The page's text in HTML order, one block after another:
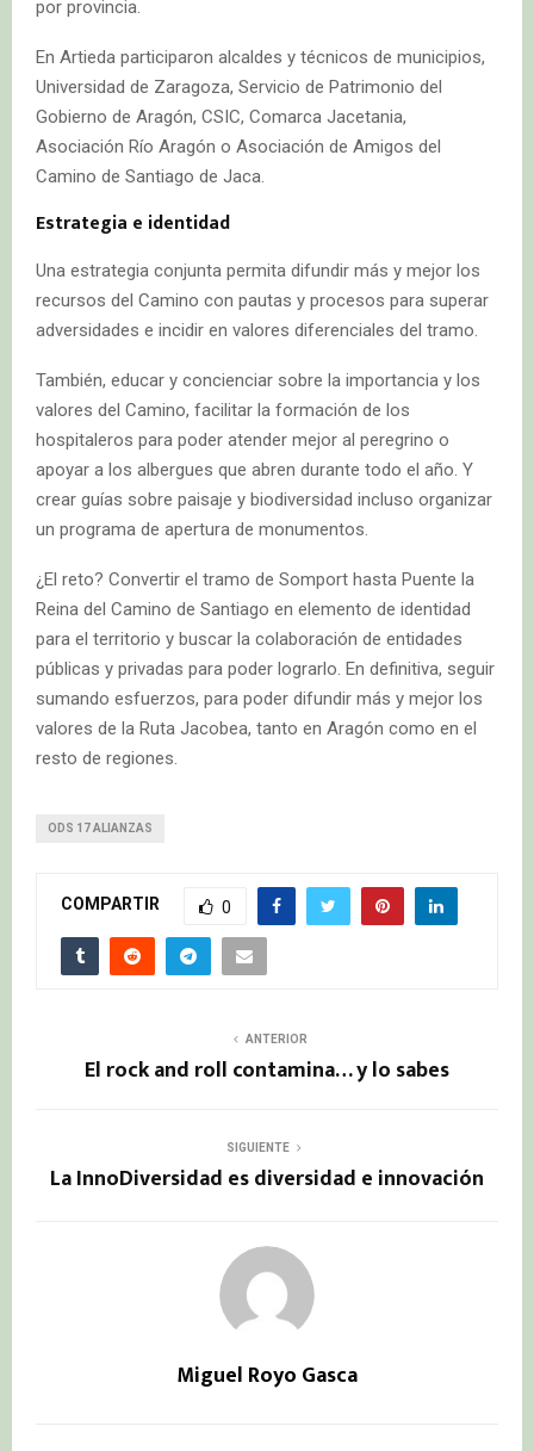
por provincia.
En Artieda participaron alcaldes y técnicos de municipios,
Universidad de Zaragoza, Servicio de Patrimonio del
Gobierno de Aragón, CSIC, Comarca Jacetania,
Asociación Río Aragón o Asociación de Amigos del
Camino de Santiago de Jaca.
Estrategia e identidad
Una estrategia conjunta permita difundir más y mejor los
recursos del Camino con pautas y procesos para superar
adversidades e incidir en valores diferenciales del tramo.
También, educar y concienciar sobre la importancia y los
valores del Camino, facilitar la formación de los
hospitaleros para poder atender mejor al peregrino o
apoyar a los albergues que abren durante todo el año. Y
crear guías sobre paisaje y biodiversidad incluso organizar
un programa de apertura de monumentos.
¿El reto? Convertir el tramo de Somport hasta Puente la
Reina del Camino de Santiago en elemento de identidad
para el territorio y buscar la colaboración de entidades
públicas y privadas para poder lograrlo. En definitiva, seguir
sumando esfuerzos, para poder difundir más y mejor los
valores de la Ruta Jacobea, tanto en Aragón como en el
resto de regiones.
ODS 17 ALIANZAS
COMPARTIR 0
ANTERIOR
El rock and roll contamina… y lo sabes
SIGUIENTE
La InnoDiversidad es diversidad e innovación
Miguel Royo Gasca